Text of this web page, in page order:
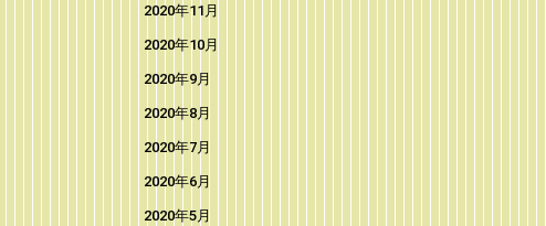
2020年11月
2020年10月
2020年9月
2020年8月
2020年7月
2020年6月
2020年5月